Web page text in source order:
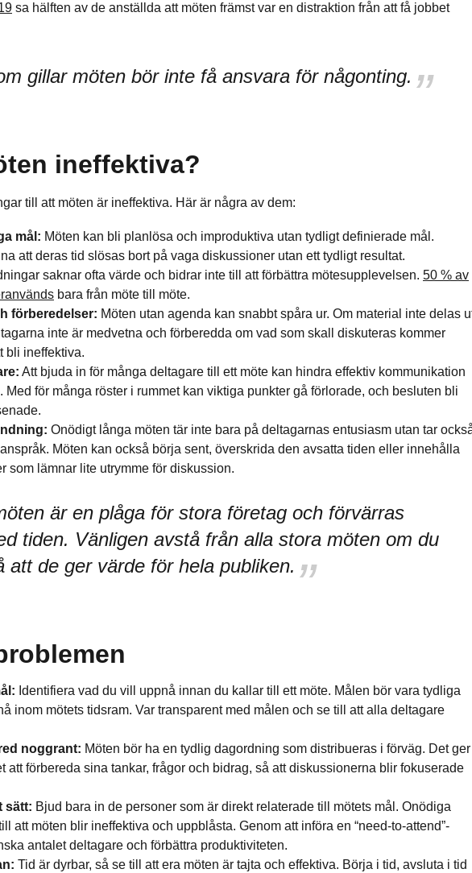
sa hälften av de anställda att möten främst var en distraktion från att få jobbet
gillar möten bör inte få ansvara för någonting.
ineffektiva?
till att möten är ineffektiva. Här är några av dem:
mål: Möten kan bli planlösa och improduktiva utan tydligt definierade mål.
att deras tid slösas bort på vaga diskussioner utan ett tydligt resultat.
saknar ofta värde och bidrar inte till att förbättra mötesupplevelsen. 50 % av
bara från möte till möte.
förberedelser: Möten utan agenda kan snabbt spåra ur. Om material inte delas
inte är medvetna och förberedda om vad som skall diskuteras kommer
bli ineffektiva.
Att bjuda in för många deltagare till ett möte kan hindra effektiv kommunikation
Med för många röster i rummet kan viktiga punkter gå förlorade, och besluten bli
Onödigt långa möten tär inte bara på deltagarnas entusiasm utan tar
Möten kan också börja sent, överskrida den avsatta tiden eller innehålla
som lämnar lite utrymme för diskussion.
är en plåga för stora företag och förvärras
tiden. Vänligen avstå från alla stora möten om du
att de ger värde för hela publiken.
Identifiera vad du vill uppnå innan du kallar till ett möte. Målen bör vara tydliga
inom mötets tidsram. Var transparent med målen och se till att alla deltagare
noggrant: Möten bör ha en tydlig dagordning som distribueras i förväg. Det ger
att förbereda sina tankar, frågor och bidrag, så att diskussionerna blir fokuserade
sätt: Bjud bara in de personer som är direkt relaterade till mötets mål. Onödiga
att möten blir ineffektiva och uppblåsta. Genom att införa en “need-to-attend”-
antalet deltagare och förbättra produktiviteten.
Tid är dyrbar, så se till att era möten är tajta och effektiva. Börja i tid, avsluta i tid